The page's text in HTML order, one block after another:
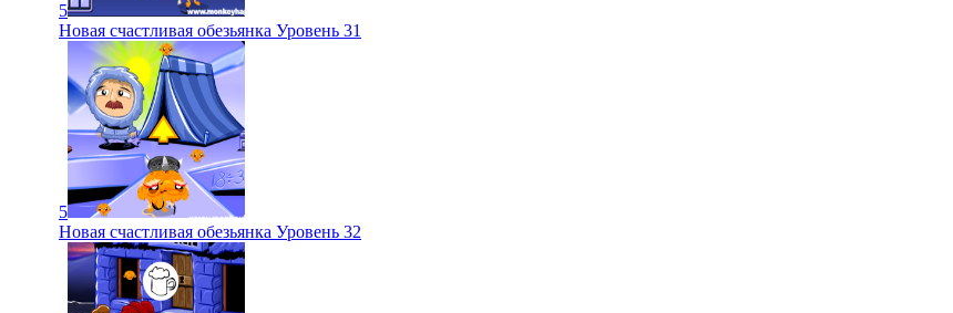
5
Новая счастливая обезьянка Уровень 31
5
Новая счастливая обезьянка Уровень 32